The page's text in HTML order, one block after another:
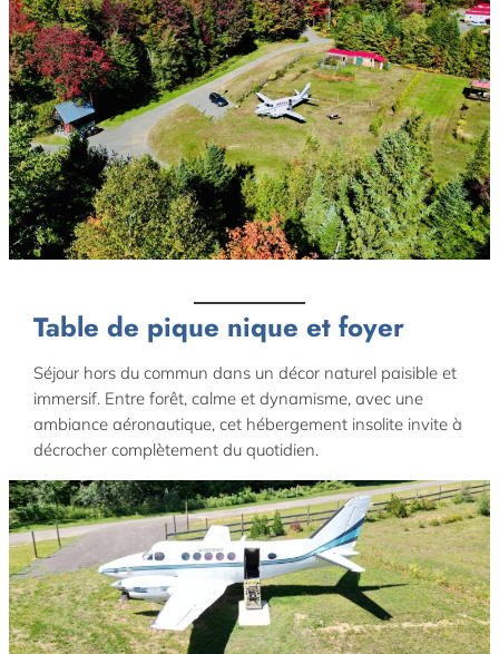
Table de pique nique et foyer
Séjour hors du commun dans un décor naturel paisible et
immersif. Entre forêt, calme et dynamisme, avec une
ambiance aéronautique, cet hébergement insolite invite à
décrocher complètement du quotidien.